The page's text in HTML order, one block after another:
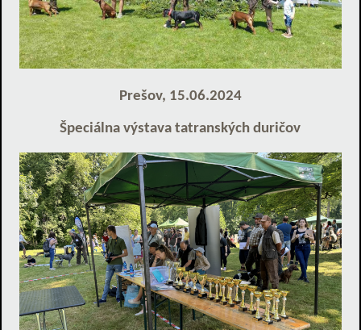
Prešov, 15.06.2024
Špeciálna výstava tatranských duričov